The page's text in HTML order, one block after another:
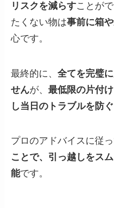
リスクを減らすことが
たくない物は事前に箱
心です。
最終的に、全てを完璧
せんが、最低限の片付
し当日のトラブルを防
プロのアドバイスに従
ことで、引っ越しをス
能です。